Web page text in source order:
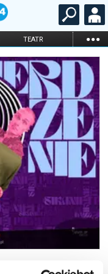
TEATR ...
STAND-UP
KARNETY